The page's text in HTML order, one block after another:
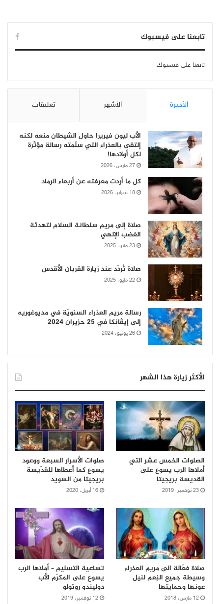
تابعنا على فيسبوك
تابعنا على فيسبوك
الأخيرة الأشهر تعليقات
الأب ليون فيريرا حاول الشيطان منعه لكنه
إلتقى بالعذراء التي سلّمته رسالة مؤثّرة
لكل أولادها!
27 مارس، 2026
كل ما أردت معرفته عن أربعاء الرماد
18 فبراير، 2026
صلاة إلى مريم سلطانة السلام لتهدئة
الغضب الإلهي
23 مايو، 2025
صلاة تُردّد عند زيارة القربان الأقدس
22 مايو، 2025
رسالة مريم العذراء السنويّة في مديوغوريه
إلى إيڤانكا في 25 حزيران 2024
26 يونيو، 2024
الأكثر زيارة هذا الشهر
الصلوات الخمس عشر التي
أملاها الرب يسوع على
القديسة بريجيتا
23 نوفمبر، 2019
صلوات الأسرار السبعة ووعود
يسوع كما أعطاها للقدّيسة
بريجيتا من السويد
16 أبريل، 2020
صلاة فعّالة الى مريم العذراء
وسيطة جميع النِعم لنيل
عونها وحمايتها
12 مارس، 2018
تساعية التسليم – أملاها الرب
يسوع على المكرّم الأب
دوليندو روتولو
12 نوفمبر، 2019